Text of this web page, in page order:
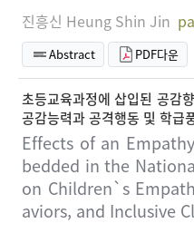
진흥신 Heung Shin Jin
Abstract PDF다운
초등교육과정에 삽입된 공감
공감능력과 공격행동 및 학급
Effects of an
bedded in the
on Children`s
aviors, and Inclusive